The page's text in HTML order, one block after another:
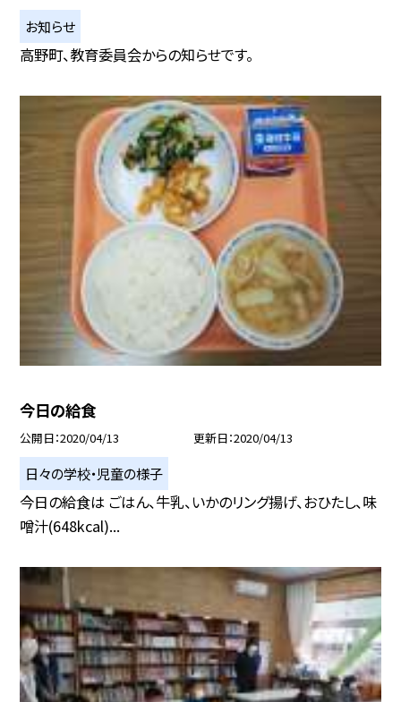
お知らせ
高野町、教育委員会からの知らせです。
今日の給食
公開日 2020/04/13 更新日 2020/04/13
日々の学校・児童の様子
今日の給食は ごはん、牛乳、いかのリング揚げ、おひたし、味
噌汁(648kcal)...